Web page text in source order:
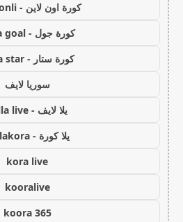
كورة اون لاين - kora onli
كورة جول - kora goal
كورة ستار - kora star
سوريا لايف
يلا لايف - yalla live
يلا كورة - yallakora
kora live
kooralive
koora 365